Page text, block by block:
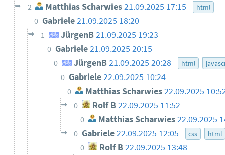
2 Matthias Scharwies21.09.2025 17:15 html
0 Gabriele21.09.2025 18:20
1 JürgenB21.09.2025 19:23
0 Gabriele21.09.2025 20:15
0 JürgenB21.09.2025 20:28 html
0 Gabriele22.09.2025 10:24
0 Matthias Scharwies 22.09.2025
0 Rolf B 22.09.2025 11:52
0 Matthias Scharwies22.09.2025
0 Gabriele22.09.2025 12:05 css html
0 Rolf B22.09.2025 13:48